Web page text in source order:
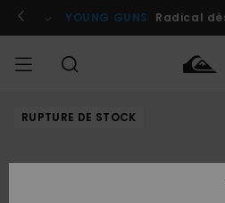
l'information
le
Se connecter / s'inscrire
YOUNG GUNS Radical
HOMME Vêtements
Vêtements
Shop
Surf
Snow
Outlet
Accéder à
RUPTURE DE STOCK